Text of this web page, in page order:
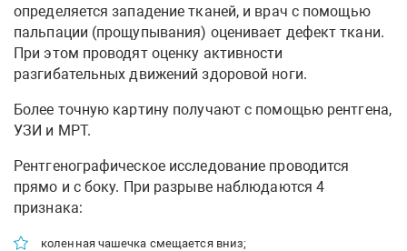
определяется западение тканей, и врач с помощью
пальпации (прощупывания) оценивает дефект ткани.
При этом проводят оценку активности
разгибательных движений здоровой ноги.
Более точную картину получают с помощью рентгена,
УЗИ и МРТ.
Рентгенографическое исследование проводится
прямо и с боку. При разрыве наблюдаются 4
признака:
коленная чашечка смещается вниз;